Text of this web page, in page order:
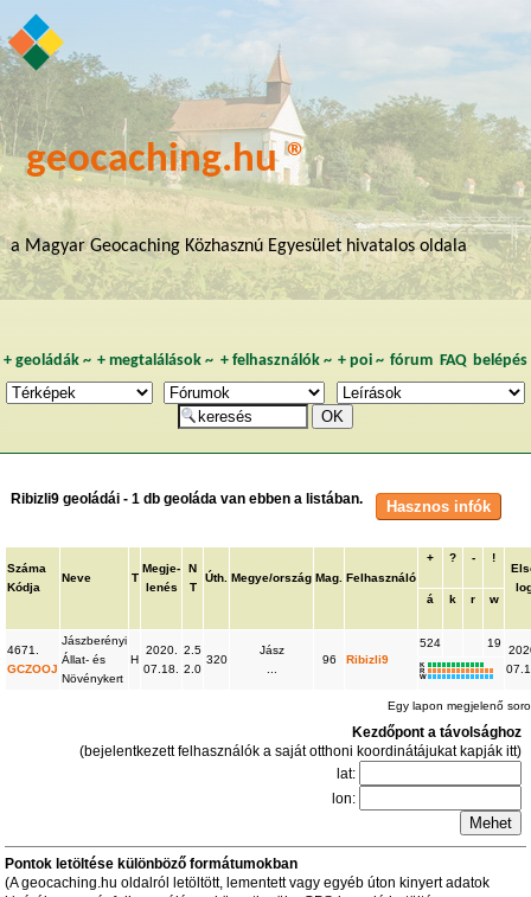
geocaching.hu ®
a Magyar Geocaching Közhasznú Egyesület hivatalos oldala
+ geoládák~ +megtalálások ~ + felhasználók~ + poi~ fórum FAQ belépés
Ribizli9 geoládái - 1 db geoláda van ebben a listában.
Száma
Kódja
Neve T
Megje-
lenés
N
T
Úth. Megye/ország Mag. Felhasználó
+ ? -
!
á
k r w
4671.
GCZOOJ
Jászberényi
Állat- és
Növénykert
H
2020.
07.18.
2.5
2.0
320
Jász
96 Ribizli9
524 19
K
R
W
Egy lapon megjelenő
Kezdőpont a távolsághoz
(bejelentkezett felhasználók a saját otthoni koordinátájukat kapják itt)
lat:
lon:
Pontok letöltése különböző formátumokban
(A geocaching.hu oldalról letöltött, lementett vagy egyéb úton kinyert adatok